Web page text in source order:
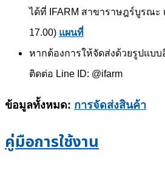
ได้ที่ IFARM สาขาราษฎร์บูรณะ
17.00) แผนที่
หากต้องการให้จัดส่งด้วยรูปแบบ
ติดต่อ Line ID: @ifarm
ข้อมูลทั้งหมด: การจัดส่งสินค้า
คู่มือการใช้งาน